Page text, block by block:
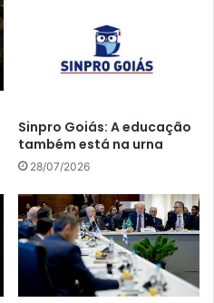
Sinpro Goiás: A educação
também está na urna
28/07/2026